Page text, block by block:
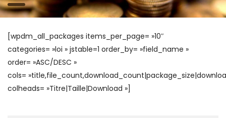
[wpdm_all_packages items_per_page= »10″
categories= »loi » jstable=1 order_by= »field_name »
order= »ASC/DESC »
cols=
colheads= »Titre|Taille|Download »]